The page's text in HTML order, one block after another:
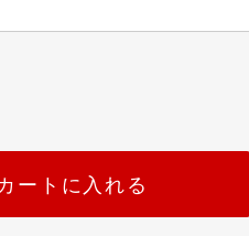
ートに入れる